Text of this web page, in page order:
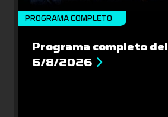
PROGRAMA COMPLETO
Programa completo del
6/8/2026